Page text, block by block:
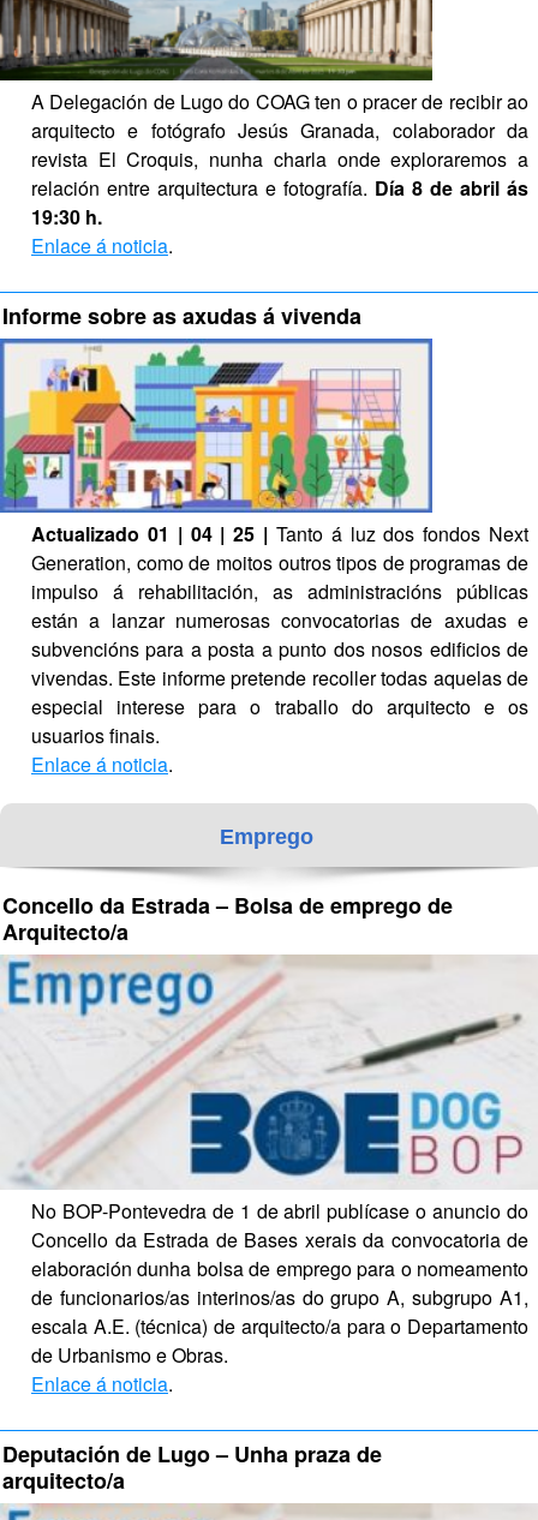
A Delegación de Lugo do COAG ten o pracer de recibir ao
arquitecto e fotógrafo Jesús Granada, colaborador da
revista El Croquis, nunha charla onde exploraremos a
relación entre arquitectura e fotografía. Día 8 de abril ás
19:30 h.
Enlace á noticia.
Informe sobre as axudas á vivenda
Actualizado 01 | 04 | 25 | Tanto á luz dos fondos Next
Generation, como de moitos outros tipos de programas de
impulso á rehabilitación, as administracións públicas
están a lanzar numerosas convocatorias de axudas e
subvencións para a posta a punto dos nosos edificios de
vivendas. Este informe pretende recoller todas aquelas de
especial interese para o traballo do arquitecto e os
usuarios finais.
Enlace á noticia.
Emprego
Concello da Estrada – Bolsa de emprego de
Arquitecto/a
No BOP-Pontevedra de 1 de abril publícase o anuncio do
Concello da Estrada de Bases xerais da convocatoria de
elaboración dunha bolsa de emprego para o nomeamento
de funcionarios/as interinos/as do grupo A, subgrupo A1,
escala A.E. (técnica) de arquitecto/a para o Departamento
de Urbanismo e Obras.
Enlace á noticia.
Deputación de Lugo – Unha praza de
arquitecto/a